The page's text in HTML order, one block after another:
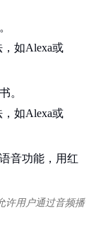
，如Alexa或
。
如Alexa或
许用户通过音频播